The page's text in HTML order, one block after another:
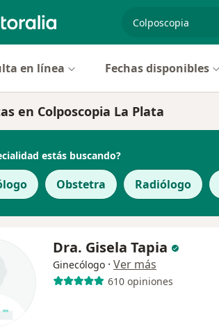
en línea Fechas disponibles
en Colposcopia La Plata
estás buscando?
Obstetra Radiólogo
Dra. Gisela Tapia
Ginecólogo · Ver más
610 opiniones